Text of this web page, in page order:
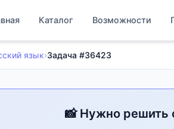
Каталог Возможности
язык›Задача #36423
📸 Нужно решить